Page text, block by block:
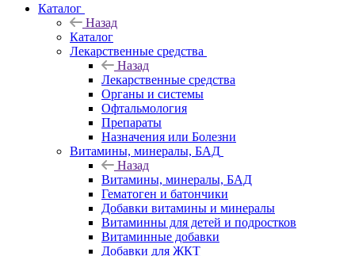
Каталог
Назад
Каталог
Лекарственные средства
Назад
Лекарственные средства
Органы и системы
Офтальмология
Препараты
Назначения или Болезни
Витамины, минералы, БАД
Назад
Витамины, минералы, БАД
Гематоген и батончики
Добавки витамины и минералы
Витаминны для детей и подростков
Витаминные добавки
Добавки для ЖКТ